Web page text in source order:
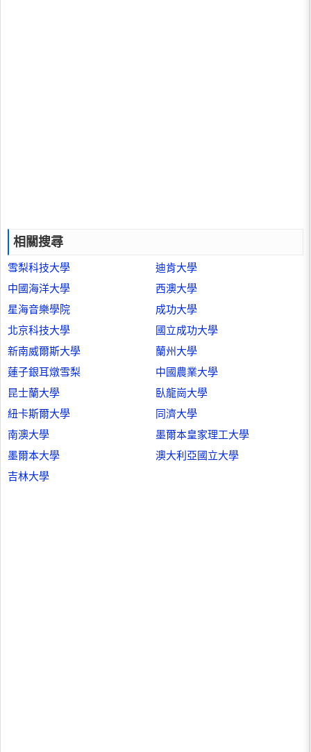
相關搜尋
雪梨科技大學
迪肯大學
中國海洋大學
西澳大學
星海音樂學院
成功大學
北京科技大學
國立成功大學
新南威爾斯大學
蘭州大學
蓮子銀耳燉雪梨
中國農業大學
昆士蘭大學
臥龍崗大學
紐卡斯爾大學
同濟大學
南澳大學
墨爾本皇家理工大學
墨爾本大學
澳大利亞國立大學
吉林大學